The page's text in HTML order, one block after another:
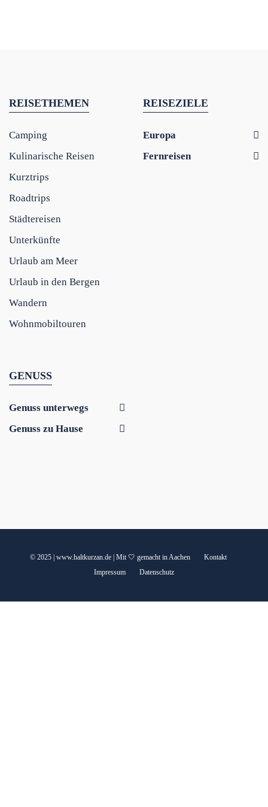
REISETHEMEN
Camping
Kulinarische Reisen
Kurztrips
Roadtrips
Städtereisen
Unterkünfte
Urlaub am Meer
Urlaub in den Bergen
Wandern
Wohnmobiltouren
REISEZIELE
Europa
Fernreisen
GENUSS
Genuss unterwegs
Genuss zu Hause
© 2025 | www.haltkurzan.de | Mit 🤍 gemacht in Aachen
Kontakt
Impressum
Datenschutz